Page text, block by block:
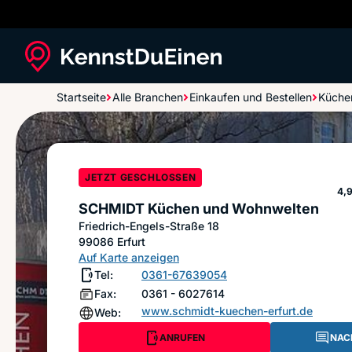
Startseite Alle Branchen Einkaufen und Bestellen
SCHMIDT Küchen und Wohnwelten
JETZT GESCHLOSSEN
4,9
SCHMIDT Küchen und Wohnwelten
Friedrich-Engels-Straße 18
99086 Erfurt
Auf Karte anzeigen
Tel:
0361-67639054
Fax:
0361 - 6027614
Web:
www.schmidt-kuechen-erfurt.de
ANRUFEN